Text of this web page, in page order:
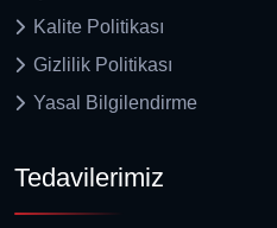
Kalite Politikası
Gizlilik Politikası
Yasal Bilgilendirme
Tedavilerimiz